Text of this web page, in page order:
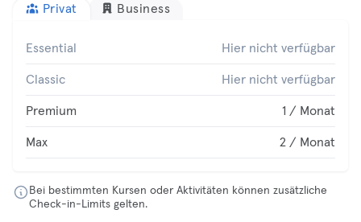
Privat Business
Essential Hier nicht verfügbar
Classic Hier nicht verfügbar
Premium 1 / Monat
Max 2 / Monat
Bei bestimmten Kursen oder Aktivitäten können zusätzliche
Check-in-Limits gelten.